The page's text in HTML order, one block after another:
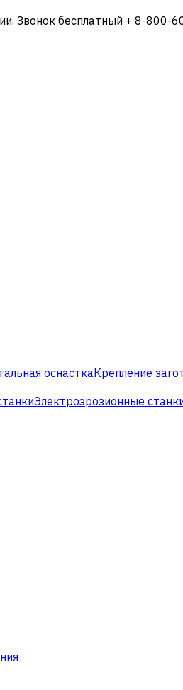
Звонок бесплатный + 8-800-
оснасткаКрепление
Электроэрозионные